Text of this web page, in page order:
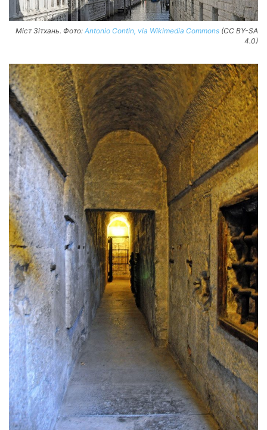
Міст Зітхань. Фото: Antonio Contin, via Wikimedia Commons (CC BY-SA
4.0)